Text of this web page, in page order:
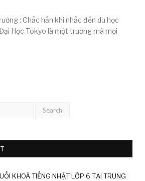
: Chắc hẳn khi nhắc đến du học
Học Tokyo là một trường mà mọi
KHOÁ TIẾNG NHẬT LỚP 6 TẠI TRUNG